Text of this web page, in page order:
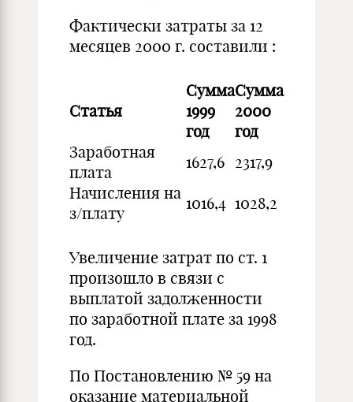
Фактически затраты за 12
месяцев 2000 г. составили :
Статья
Сумма
1999
год
Сумма
2000
год
Заработная
плата
1627,6 2317,9
Начисления на
з/плату
1016,4 1028,2
Увеличение затрат по ст. 1
произошло в связи с
выплатой задолженности
по заработной плате за 1998
год.
По Постановлению № 59 на
оказание материальной